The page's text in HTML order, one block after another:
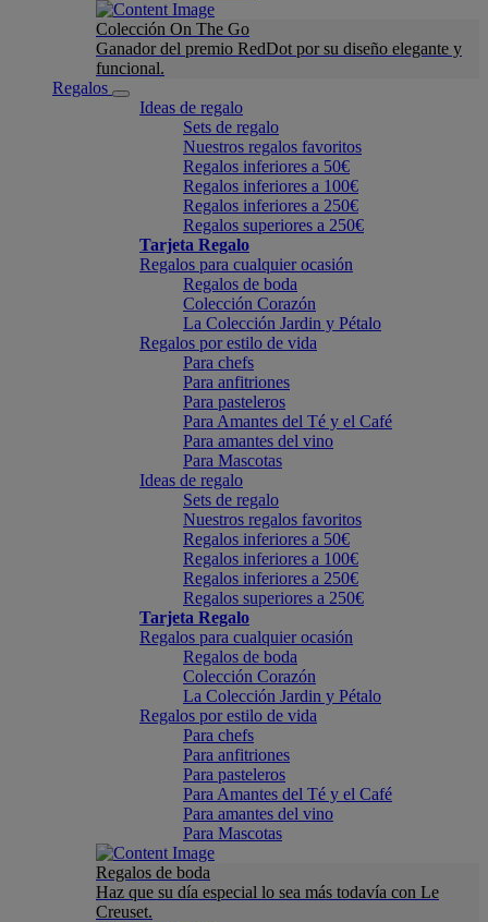
Colección On The Go
Ganador del premio RedDot por su diseño elegante y
funcional.
Regalos
Ideas de regalo
Sets de regalo
Nuestros regalos favoritos
Regalos inferiores a 50€
Regalos inferiores a 100€
Regalos inferiores a 250€
Regalos superiores a 250€
Tarjeta Regalo
Regalos para cualquier ocasión
Regalos de boda
Colección Corazón
La Colección Jardin y Pétalo
Regalos por estilo de vida
Para chefs
Para anfitriones
Para pasteleros
Para Amantes del Té y el Café
Para amantes del vino
Para Mascotas
Ideas de regalo
Sets de regalo
Nuestros regalos favoritos
Regalos inferiores a 50€
Regalos inferiores a 100€
Regalos inferiores a 250€
Regalos superiores a 250€
Tarjeta Regalo
Regalos para cualquier ocasión
Regalos de boda
Colección Corazón
La Colección Jardin y Pétalo
Regalos por estilo de vida
Para chefs
Para anfitriones
Para pasteleros
Para Amantes del Té y el Café
Para amantes del vino
Para Mascotas
Regalos de boda
Haz que su día especial lo sea más todavía con Le
Creuset.